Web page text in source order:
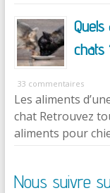
chats
33 commentaires
Les aliments
chat Retrouvez
aliments pour
Nous suivre